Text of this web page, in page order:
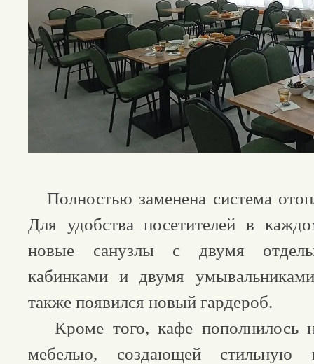
Полностью заменена система
Для удобства посетителей в
новые санузлы с двумя
кабинками и двумя
также появился новый гардероб.
Кроме того, кафе пополнилось
мебелью, создающей стильную